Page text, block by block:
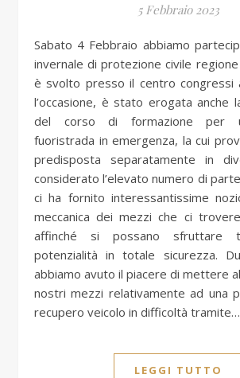
5 Febbraio 2023
Sabato 4 Febbraio abbiamo partecipato al meeting
invernale di protezione civile
è svolto presso il centro congressi
l’occasione, è stato erogata anche
del corso di formazione per
fuoristrada in emergenza, la cui
predisposta separatamente in
considerato l’elevato numero di
ci ha fornito interessantissime
meccanica dei mezzi che ci
affinché si possano
potenzialità in totale sicurezza.
abbiamo avuto il piacere di mettere
nostri mezzi relativamente ad una
recupero veicolo in difficoltà tramite…
LEGGI TUTTO